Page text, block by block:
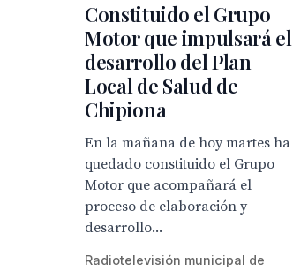
Constituido el Grupo
Motor que impulsará el
desarrollo del Plan
Local de Salud de
Chipiona
En la mañana de hoy martes ha
quedado constituido el Grupo
Motor que acompañará el
proceso de elaboración y
desarrollo...
Radiotelevisión municipal de